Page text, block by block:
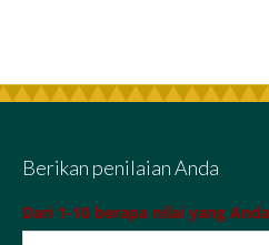
Berikan penilaian Anda
Dari 1-10 berapa nilai yang